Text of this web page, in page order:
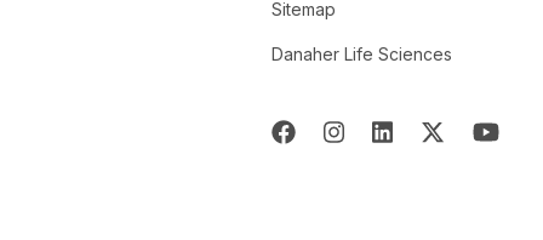
Sitemap
Danaher Life Sciences